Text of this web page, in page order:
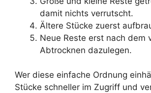
damit nichts verrutscht.
Ältere Stücke zuerst
Neue Reste erst nach dem
Abtrocknen dazulegen.
Wer diese einfache Ordnung
Stücke schneller im Zugriff und